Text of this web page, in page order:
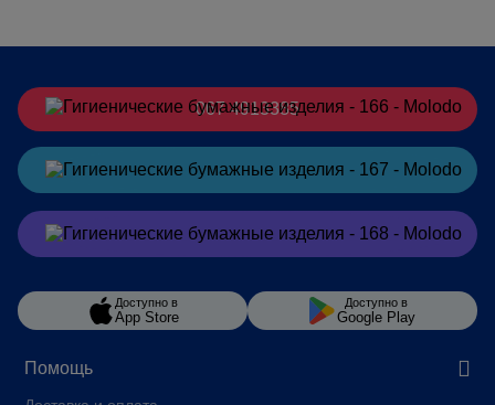
Помощь
067 4913385
Заказатьв Telegram
Заказатьв Viber
Доступно в
App Store
Доступно в
Google Play